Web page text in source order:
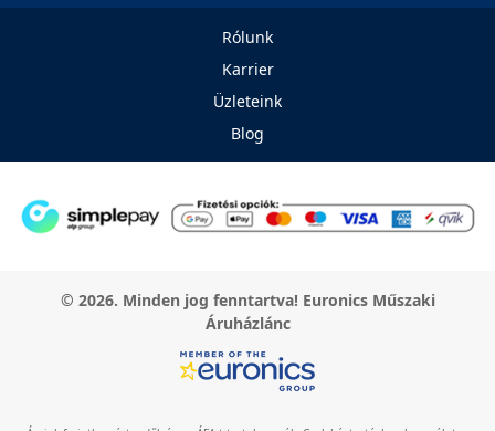
Rólunk
Karrier
Üzleteink
Blog
© 2026. Minden jog fenntartva! Euronics Műszaki
Áruházlánc